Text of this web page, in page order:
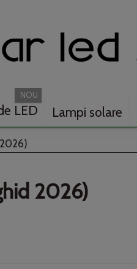
LED
NOU
Lampi solare
2026)